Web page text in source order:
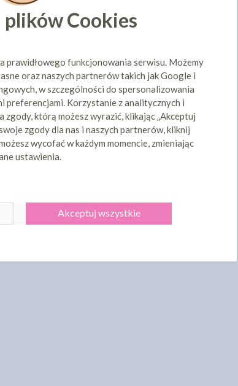
Cookies
prawidłowego funkcjonowania serwisu. Możemy
oraz naszych partnerów takich jak Google i
w szczególności do spersonalizowania
preferencjami. Korzystanie z analitycznych i
którą możesz wyrazić, klikając „Akceptuj
zgody dla nas i naszych partnerów, kliknij
wycofać w każdym momencie, zmieniając
ustawienia.
Akceptuj wszystkie